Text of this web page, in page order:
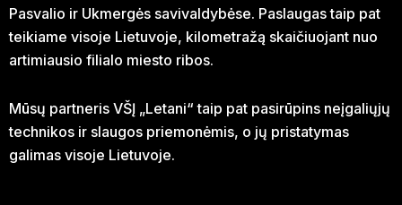
Pasvalio ir Ukmergės savivaldybėse. Paslaugas taip pat
teikiame visoje Lietuvoje, kilometražą skaičiuojant nuo
artimiausio filialo miesto ribos.
Mūsų partneris VŠĮ „Letani“ taip pat pasirūpins neįgaliųjų
technikos ir slaugos priemonėmis, o jų pristatymas
galimas visoje Lietuvoje.